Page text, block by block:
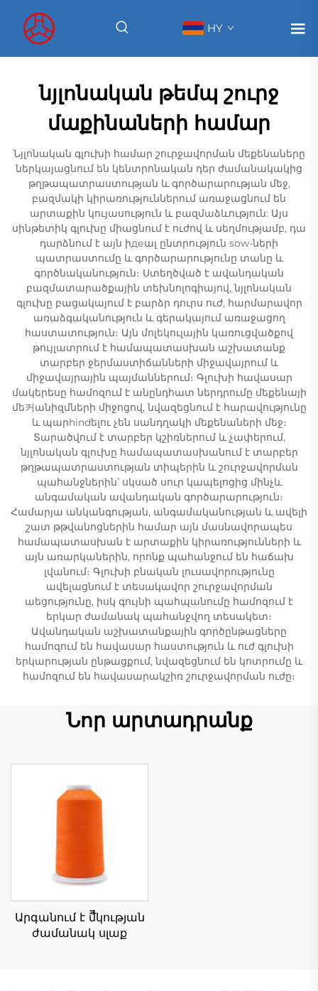
HY
նյլոնական թեմպ շուրջ
մաքինաների համար
Նյլոնական գլուխի համար շուրջավորման մեքենաները
ներկայացնում են կենտրոնական դեր ժամանակակից
թղթապատրաստության և գործարարության մեջ,
բազմակի կիրառություններում առաջացնում են
արտաքին կույասություն և բազմաձևություն: Այս
սինթետիկ գլուխը միացնում է ուժով և սեղմությամբ, դա
դարձնում է այն իдеալ ընտրություն sow-ների
պատրաստումը և գործարարությունը տանը և
գործնականություն։ Ստեղծված է ավանդական
բազմատարածքային տեխնոլոգիայով, նյլոնական
գլուխը բացակայում է բարձր դուրս ուժ, հարմարավոր
առաձգականություն և գերակայում առաջացող
հաստատություն։ Այն մոլեկուլային կառուցվածքով
թույլատրում է համապատասխան աշխատանք
տարբեր ջերմաստիճանների միջավայրում և
միջավայրային պայմաններում։ Գլուխի հավասար
մակերեսը համոզում է անընդհատ ներդրումը մեքենայի
մե커անիզմների միջոցով, նվազեցնում է հարավությունը
և պարhindելու չեն սանդղակի մեքենաների մեջ։
Տարածվում է տարբեր կշիռներում և չափերում,
նյլոնական գլուխը համապատասխանում է տարբեր
թղթապատրաստության տիպերին և շուրջավորման
պահանջներին՝ սկսած սուր կապելոցից մինչև
անգամական ավանդական գործարարություն։
Համարյա անկանգության, անգամականության և ավելի
շատ թթվանոցներին համար այն մասնավորապես
համապատասխան է արտաքին կիրառությունների և
այն առարկաներին, որոնք պահանջում են հաճախ
լվանում։ Գլուխի բնական լուսավորությունը
ավելացնում է տեսակավոր շուրջավորման
աեցությունը, իսկ գույնի պահպանումը համոզում է
երկար ժամանակ պահանջվող տեսակետ։
Ավանդական աշխատանքային գործընթացները
համոզում են հավասար հաստություն և ուժ գլուխի
երկարության ընթացքում, նվազեցնում են կոտրումը և
համոզում են հավասարակշիռ շուրջավորման ուժը։
Նոր արտադրանք
Արգանում է մืืկության
ժամանակ սլաք